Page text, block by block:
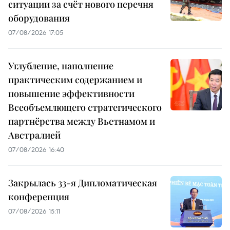
ситуации за счёт нового перечня
оборудования
07/08/2026 17:05
Углубление, наполнение
практическим содержанием и
повышение эффективности
Всеобъемлющего стратегического
партнёрства между Вьетнамом и
Австралией
07/08/2026 16:40
Закрылась 33-я Дипломатическая
конференция
07/08/2026 15:11